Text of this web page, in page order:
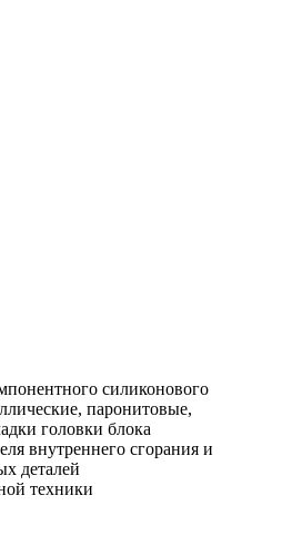
силиконового
паронитовые,
головки блока
внутреннего сгорания и
деталей
техники